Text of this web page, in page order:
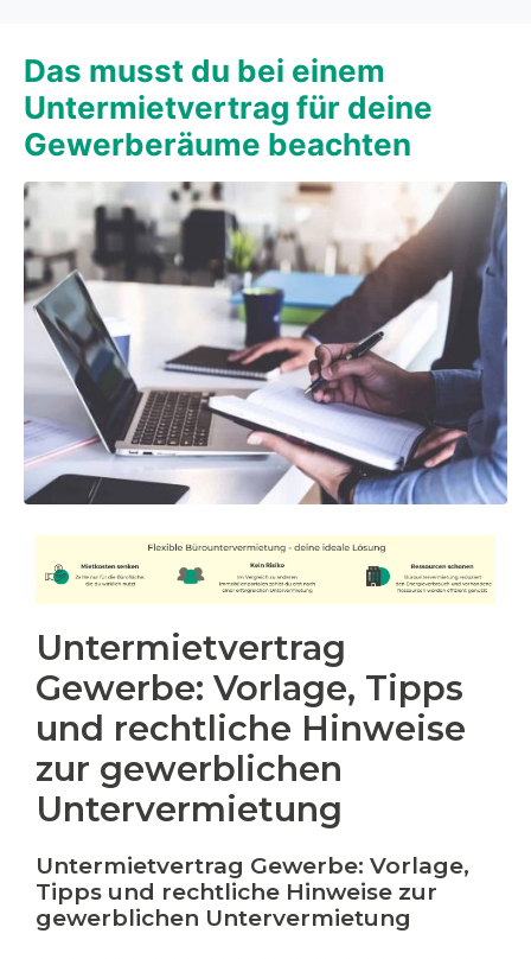
Das musst du bei einem
Untermietvertrag für deine
Gewerberäume beachten
Untermietvertrag
Gewerbe: Vorlage, Tipps
und rechtliche Hinweise
zur gewerblichen
Untervermietung
Untermietvertrag Gewerbe: Vorlage,
Tipps und rechtliche Hinweise zur
gewerblichen Untervermietung